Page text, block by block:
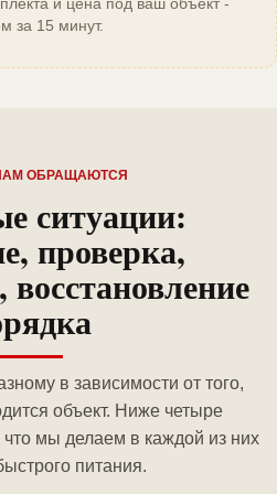
за 15 минут.
ОБРАЩАЮТСЯ
ситуации:
проверка,
в зависимости от того,
объект. Ниже четыре
что мы делаем в каждой из них
питания.